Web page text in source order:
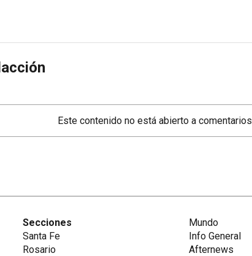
Este contenido no está abierto a comentarios
Secciones
Santa Fe
Rosario
Mundo
Info General
Afternews